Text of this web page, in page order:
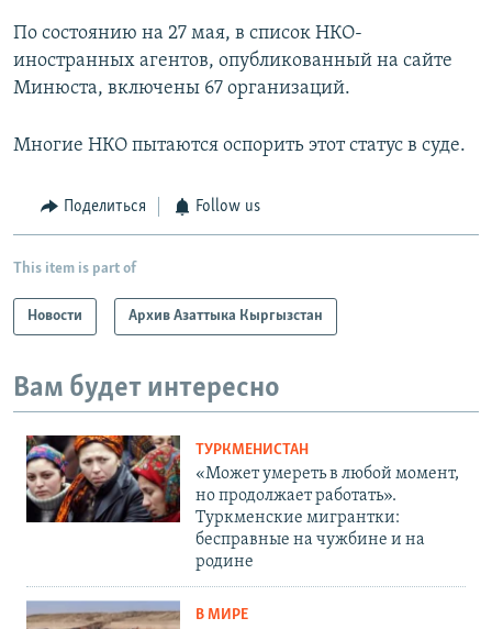
По состоянию на 27 мая, в список НКО-
иностранных агентов, опубликованный на сайте
Минюста, включены 67 организаций.
Многие НКО пытаются оспорить этот статус в суде.
Поделиться Follow us
This item is part of
Новости Архив Азаттыка Кыргызстан
Вам будет интересно
ТУРКМЕНИСТАН
«Может умереть в любой момент,
но продолжает работать».
Туркменские мигрантки:
бесправные на чужбине и на
родине
В МИРЕ